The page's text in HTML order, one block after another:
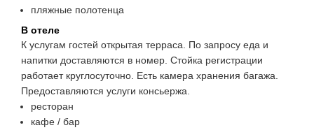
пляжные полотенца
В отеле
К услугам гостей открытая терраса. По запросу еда и
напитки доставляются в номер. Стойка регистрации
работает круглосуточно. Есть камера хранения багажа.
Предоставляются услуги консьержа.
ресторан
кафе / бар